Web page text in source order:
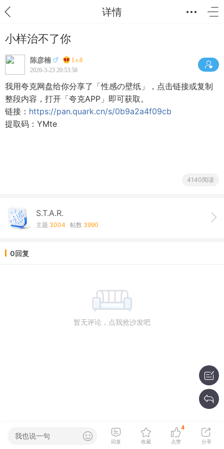
详情
小样治不了你
陈彦楠
Lv.8
2026-3-23 20:53:58
我用夸克网盘给你分享了「性感の壁纸」，点击链接或复制
整段内容，打开「夸克APP」即可获取。
链接： https://pan.quark.cn/s/0b9a2a4f09cb
提取码：YMte
4140阅读
S.T.A.R.
主题 3004 帖数 3990
0回复
暂无评论，点我抢沙发吧
我也说一句
回复 收藏
4
点赞 分享